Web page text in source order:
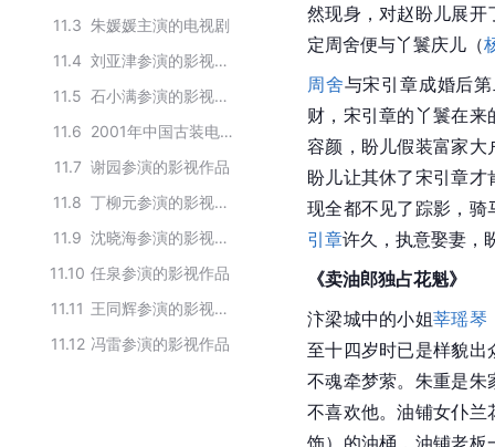
11.3 朱媛媛主演的电视剧
11.4
刘亚津参演的影视作品
11.5
石小满参演的影视作品
11.6
2001年中国古装电视剧
11.7 谢园参演的影视作品
11.8
丁柳元参演的影视作品
11.9
沈晓海参演的影视作品
11.10 任泉参演的影视作品
11.11
王同辉参演的影视作品
11.12 冯雷参演的影视作品
然现身，对赵盼儿展开
定周舍便与丫鬟庆儿（
周舍与宋引章成婚后
财，宋引章的丫鬟在
容颜，盼儿假装富家大
盼儿让其休了宋引章
现全都不见了踪影，
引章许久，执意娶妻，
《卖油郎独占花魁》
汴梁城中的小姐莘瑶琴
至十四岁时已是样貌出
不魂牵梦萦。朱重是朱
不喜欢他。油铺女仆
饰）的油桶，油铺老板